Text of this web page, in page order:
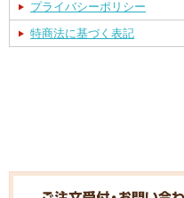
プライバシーポリシー
特商法に基づく表記